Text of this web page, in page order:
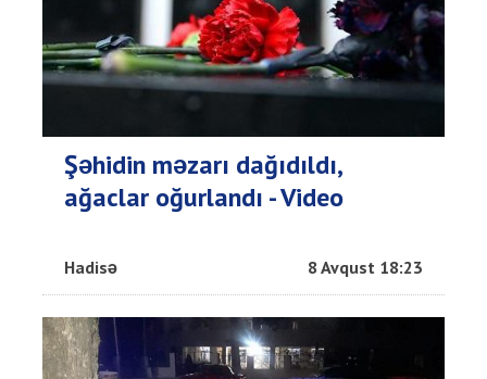
Şəhidin məzarı dağıdıldı,
ağaclar oğurlandı - Video
Hadisə 8 Avqust 18:23